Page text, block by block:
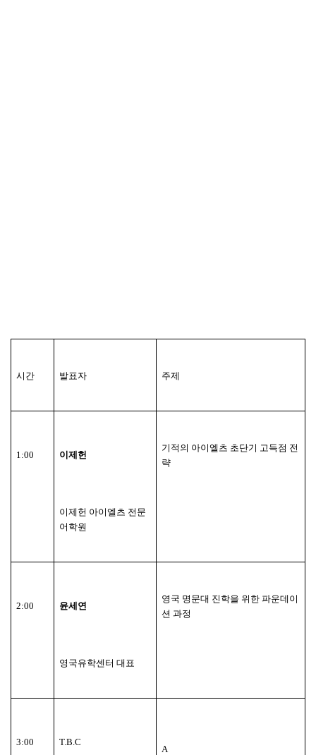
시간 발표자 주제
1:00 이제헌
이제헌 아이엘츠 전문
어학원
기적의 아이엘츠 초단기 고득점 전
략
2:00 윤세연
영국유학센터 대표
영국 명문대 진학을 위한 파운데이
션 과정
3:00 T.B.C
A